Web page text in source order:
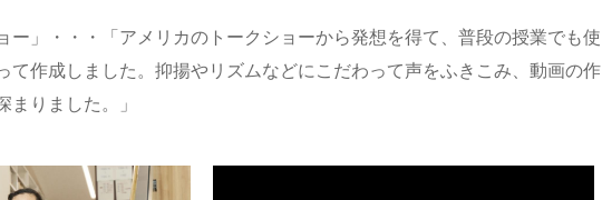
」・・・「アメリカのトークショーから発想を得て、普段の授業でも使
て作成しました。抑揚やリズムなどにこだわって声をふきこみ、動画の作
まりました。」